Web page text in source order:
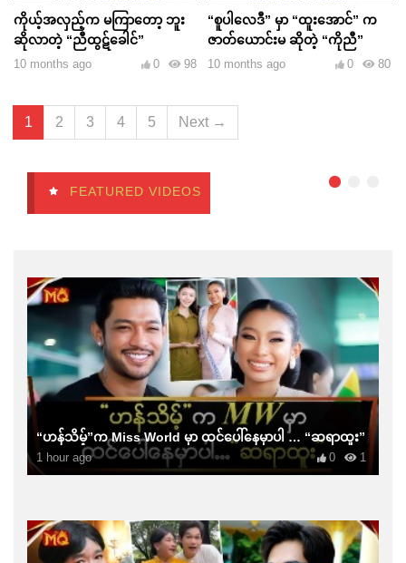
ကိုယ့်အလှည့်က မကြာတော့ ဘူး
ဆိုလာတဲ့ “ညီထွဋ်ခေါင်”
10 months ago 98
0
“‎စူပါလေဒီ” မှာ “ထူးအောင်” ‎က
ဇာတ်ယောင်းမ ဆိုတဲ့ “ကိုညီ”
10 months ago 80
0
1 2 3 4 5 Next →
FEATURED VIDEOS
“ဟန်သိမ့်”က Miss World မှာ ထင်ပေါ်နေမှာပါ … “ဆရာထူး”
1 hour ago 1
0